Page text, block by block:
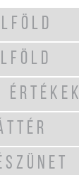
ÉRTÉKEK